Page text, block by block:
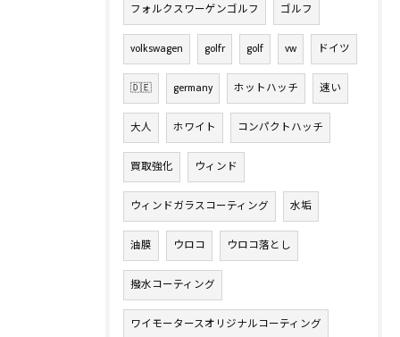
フォルクスワーゲンゴルフ ゴルフ
volkswagen golfr golf vw ドイツ
🇩🇪 germany ホットハッチ 速い
大人 ホワイト コンパクトハッチ
買取強化 ウィンド
ウィンドガラスコーティング 水垢
油膜 ウロコ ウロコ落とし
撥水コーティング
ワイモータースオリジナルコーティング